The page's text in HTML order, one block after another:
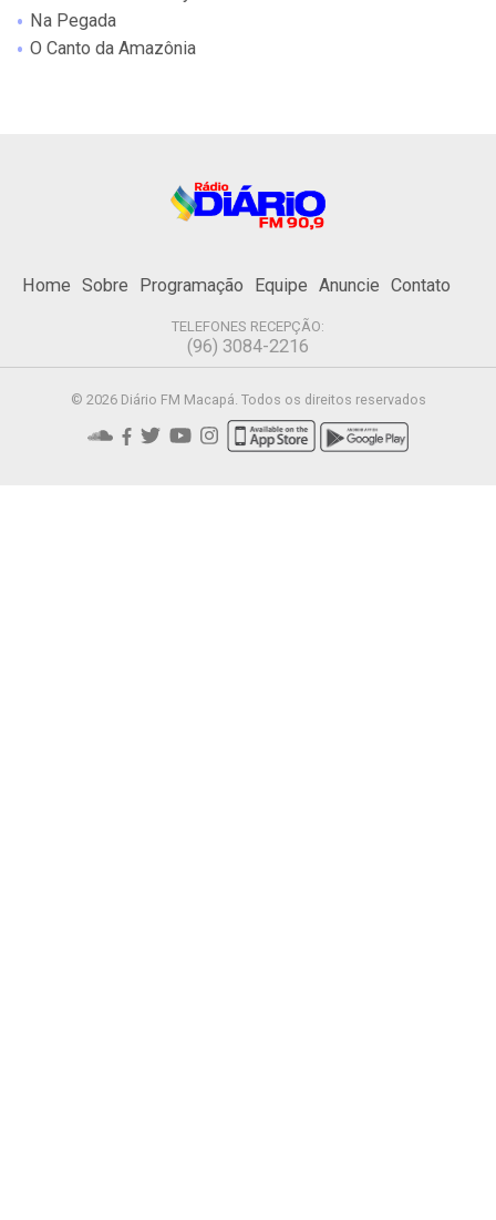
Na Pegada
O Canto da Amazônia
Home Sobre Programação Equipe Anuncie Contato
TELEFONES RECEPÇÃO:
(96) 3084-2216
© 2026 Diário FM Macapá. Todos os direitos reservados